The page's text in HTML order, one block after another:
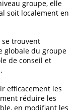
groupe, elle
soit localement en
se trouvent
globale du groupe
de conseil et
efficacement les
réduire les
en modifiant les